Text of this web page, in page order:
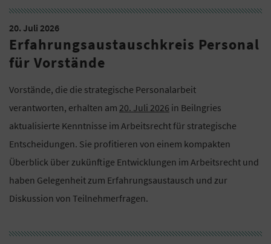
20. Juli 2026
Erfahrungsaustauschkreis Personal
für Vorstände
Vorstände, die die strategische Personalarbeit
verantworten, erhalten am 20. Juli 2026 in Beilngries
aktualisierte Kenntnisse im Arbeitsrecht für strategische
Entscheidungen. Sie profitieren von einem kompakten
Überblick über zukünftige Entwicklungen im Arbeitsrecht und
haben Gelegenheit zum Erfahrungsaustausch und zur
Diskussion von Teilnehmerfragen.